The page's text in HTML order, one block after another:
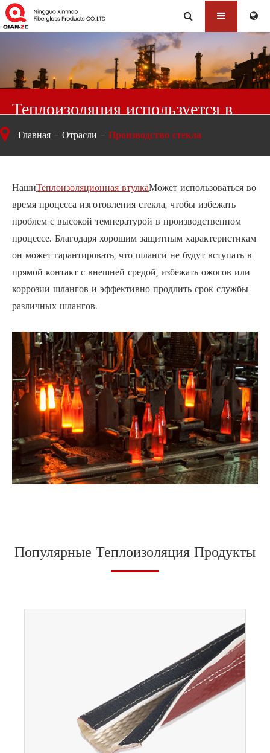
Теплоизоляция используется в
производстве стекла
Главная Отрасли Производство стекла
НашиТеплоизоляционная втулкаМожет использоваться во
время процесса изготовления стекла, чтобы избежать
проблем с высокой температурой в производственном
процессе. Благодаря хорошим защитным характеристикам
он может гарантировать, что шланги не будут вступать в
прямой контакт с внешней средой, избежать ожогов или
коррозии шлангов и эффективно продлить срок службы
различных шлангов.
Популярные Теплоизоляция Продукты